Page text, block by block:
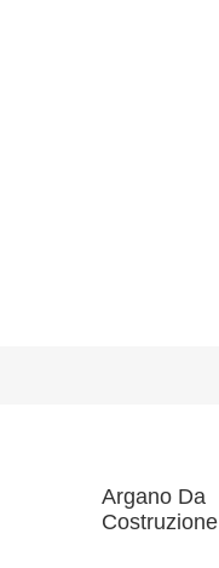
Argano Da
Costruzione